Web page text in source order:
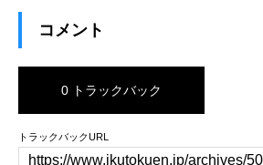
コメント
0 トラックバック
トラックバックURL